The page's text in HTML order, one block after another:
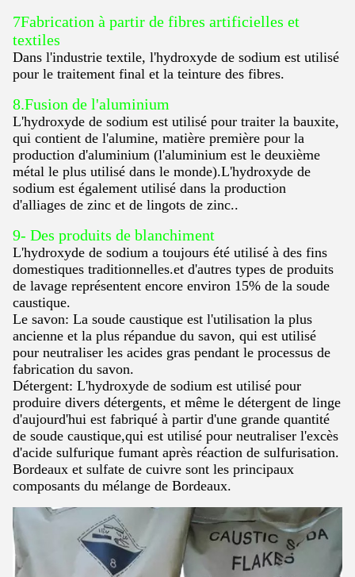
7Fabrication à partir de fibres artificielles et
textiles
Dans l'industrie textile, l'hydroxyde de sodium est utilisé
pour le traitement final et la teinture des fibres.
8.Fusion de l'aluminium
L'hydroxyde de sodium est utilisé pour traiter la bauxite,
qui contient de l'alumine, matière première pour la
production d'aluminium (l'aluminium est le deuxième
métal le plus utilisé dans le monde).L'hydroxyde de
sodium est également utilisé dans la production
d'alliages de zinc et de lingots de zinc..
9- Des produits de blanchiment
L'hydroxyde de sodium a toujours été utilisé à des fins
domestiques traditionnelles.et d'autres types de produits
de lavage représentent encore environ 15% de la soude
caustique.
Le savon: La soude caustique est l'utilisation la plus
ancienne et la plus répandue du savon, qui est utilisé
pour neutraliser les acides gras pendant le processus de
fabrication du savon.
Détergent: L'hydroxyde de sodium est utilisé pour
produire divers détergents, et même le détergent de linge
d'aujourd'hui est fabriqué à partir d'une grande quantité
de soude caustique,qui est utilisé pour neutraliser l'excès
d'acide sulfurique fumant après réaction de sulfurisation.
Bordeaux et sulfate de cuivre sont les principaux
composants du mélange de Bordeaux.